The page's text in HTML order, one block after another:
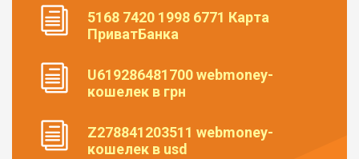
5168 7420 1998 6771 Карта
ПриватБанка
U619286481700 webmoney-
кошелек в грн
Z278841203511 webmoney-
кошелек в usd